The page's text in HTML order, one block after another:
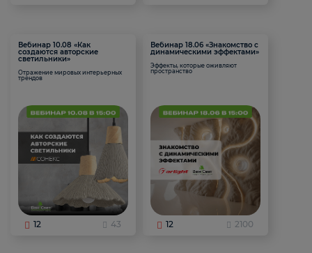
Вебинар 10.08 «Как
создаются авторские
светильники»
Отражение мировых интерьерных
трендов
12 43
Вебинар 18.06 «Знакомство с
динамическими эффектами»
Эффекты, которые оживляют
пространство
12 2100